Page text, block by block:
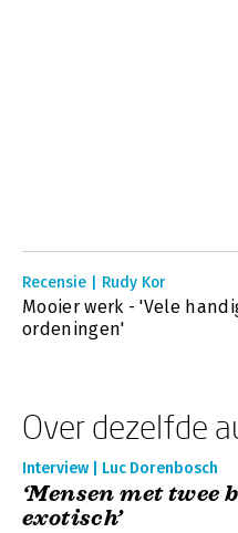
Recensie | Rudy Kor
Mooier werk - 'Vele
ordeningen'
Over dezelfde
Interview | Luc Dorenbosch
‘Mensen met
exotisch’